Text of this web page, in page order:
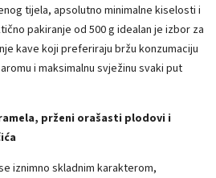
tijela, apsolutno minimalne kiselosti i
pakiranje od 500 g idealan je izbor za
kave koji preferiraju bržu konzumaciju
i maksimalnu svježinu svaki put
prženi orašasti plodovi i
iznimno skladnim karakterom,